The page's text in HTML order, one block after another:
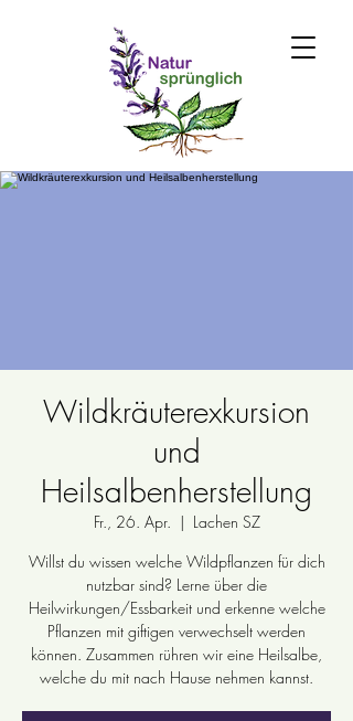
Wildkräuterexkursion
und
Heilsalbenherstellung
Fr., 26. Apr.
  |
Lachen SZ
Willst du wissen welche Wildpflanzen für dich
nutzbar sind? Lerne über die
Heilwirkungen/Essbarkeit und erkenne welche
Pflanzen mit giftigen verwechselt werden
können. Zusammen rühren wir eine Heilsalbe,